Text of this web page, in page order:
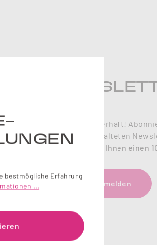
Einfach zauberhaft!
liebevoll gestalteten
Wir schenken Ihnen einen
Jetzt anmelden
bestmögliche Erfahrung
...